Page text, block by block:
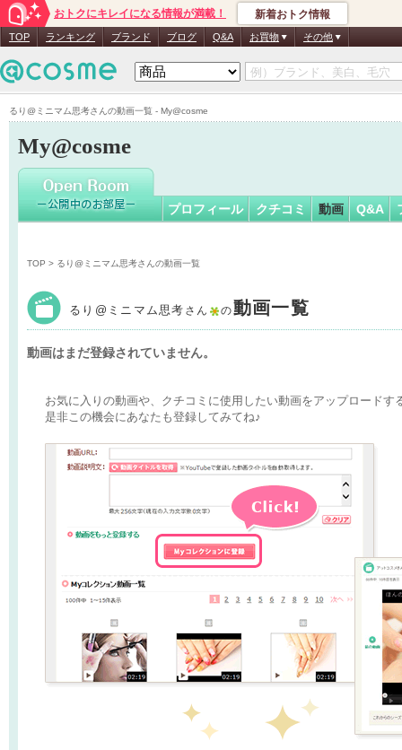
るり@ミニマム思考さんの動画一覧 - My@cosme
おトクにキレイになる情報が満載！ 新着おトク情報
TOP ランキング ブランド ブログ Q&A お買物 その他
My@cosme
るり@ミ
プロフィール クチコミ 動画 Q&A
TOP > るり@ミニマム思考さんの動画一覧
るり@ミニマム思考 さん の動画一覧
動画はまだ登録されていません。
お気に入りの動画や、クチコミに使用したい動画をアップロードす
是非この機会にあなたも登録してみてね♪